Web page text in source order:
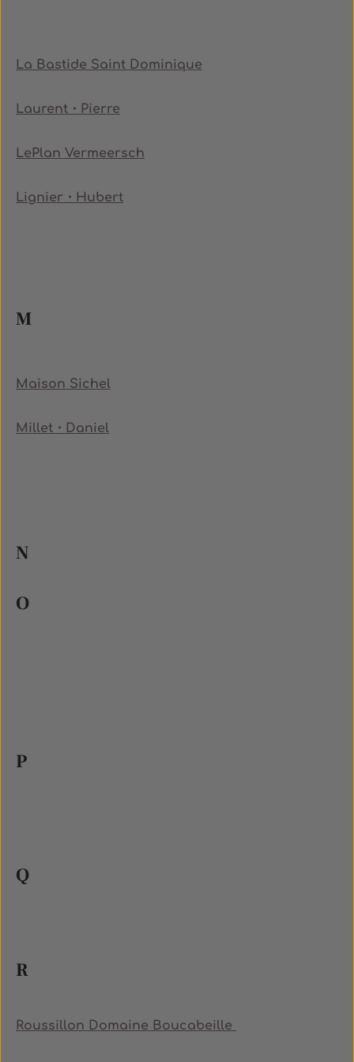
La Bastide Saint Dominique
Laurent・Pierre
LePlan Vermeersch
Lignier・Hubert
M
Maison Sichel
Millet・Daniel
N
O
P
Q
R
Roussillon Domaine Boucabeille